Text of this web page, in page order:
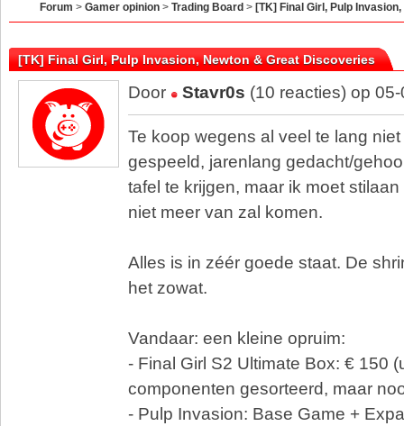
Forum > Gamer opinion > Trading Board > [TK] Final Girl, Pulp
[TK] Final Girl, Pulp Invasion, Newton & Great Discoveries
Door Stavr0s (10 reacties) op
Te koop wegens al veel te lang
gespeeld, jarenlang gedacht/
tafel te krijgen, maar ik moet
niet meer van zal komen.
Alles is in zéér goede staat. De
het zowat.
Vandaar: een kleine opruim:
- Final Girl S2 Ultimate Box: € 150
componenten gesorteerd, maar
- Pulp Invasion: Base Game +